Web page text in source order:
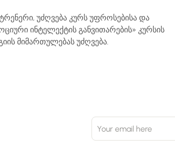
უძღვება კურს უფროსებისა და
ინტელექტის განვითარების» კურსის
მიმართულებას უძღვება.